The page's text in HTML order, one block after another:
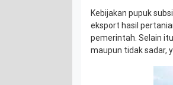
Kebijakan pupuk
eksport hasil
pemerintah. Selain
maupun tidak sadar,